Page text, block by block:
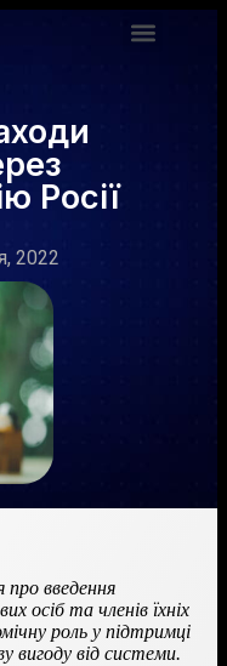
Росії
2022
про введення
осіб та членів їхніх
роль у підтримці
від системи.